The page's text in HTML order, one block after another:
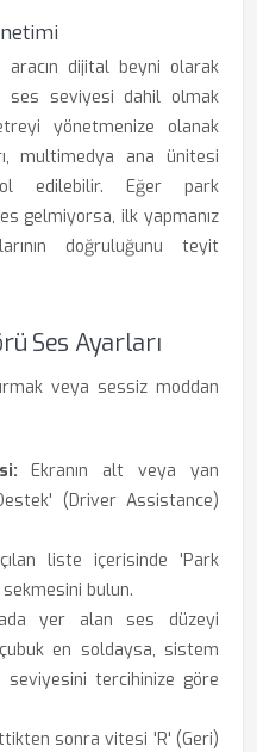
aracın dijital beyni olarak
seviyesi dahil olmak
yönetmenize olanak
multimedya ana ünitesi
edilebilir. Eğer park
gelmiyorsa, ilk yapmanız
doğruluğunu teyit
Ses Ayarları
veya sessiz moddan
Ekranın alt veya yan
(Driver Assistance)
liste içerisinde 'Park
bulun.
yer alan ses düzeyi
en soldaysa, sistem
seviyesini tercihinize göre
sonra vitesi 'R' (Geri)